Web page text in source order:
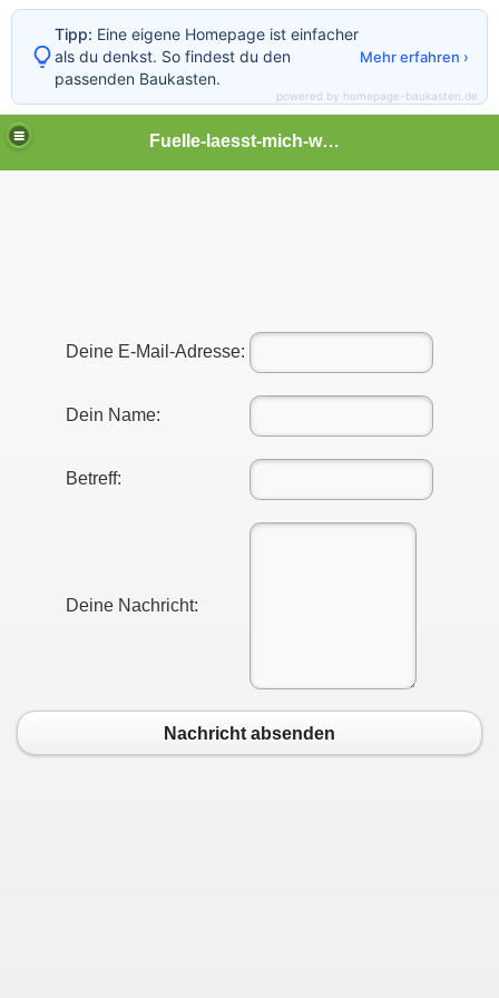
Fuelle-laesst-mich-wachsen
Deine E-Mail-Adresse:
Dein Name:
Betreff:
Deine Nachricht:
Nachricht absenden
Netzwerk hinzufügen!
Tipp: Eine eigene Homepage ist einfacher
als du denkst. So findest du den
passenden Baukasten.
Mehr erfahren ›
powered by homepage-baukasten.de